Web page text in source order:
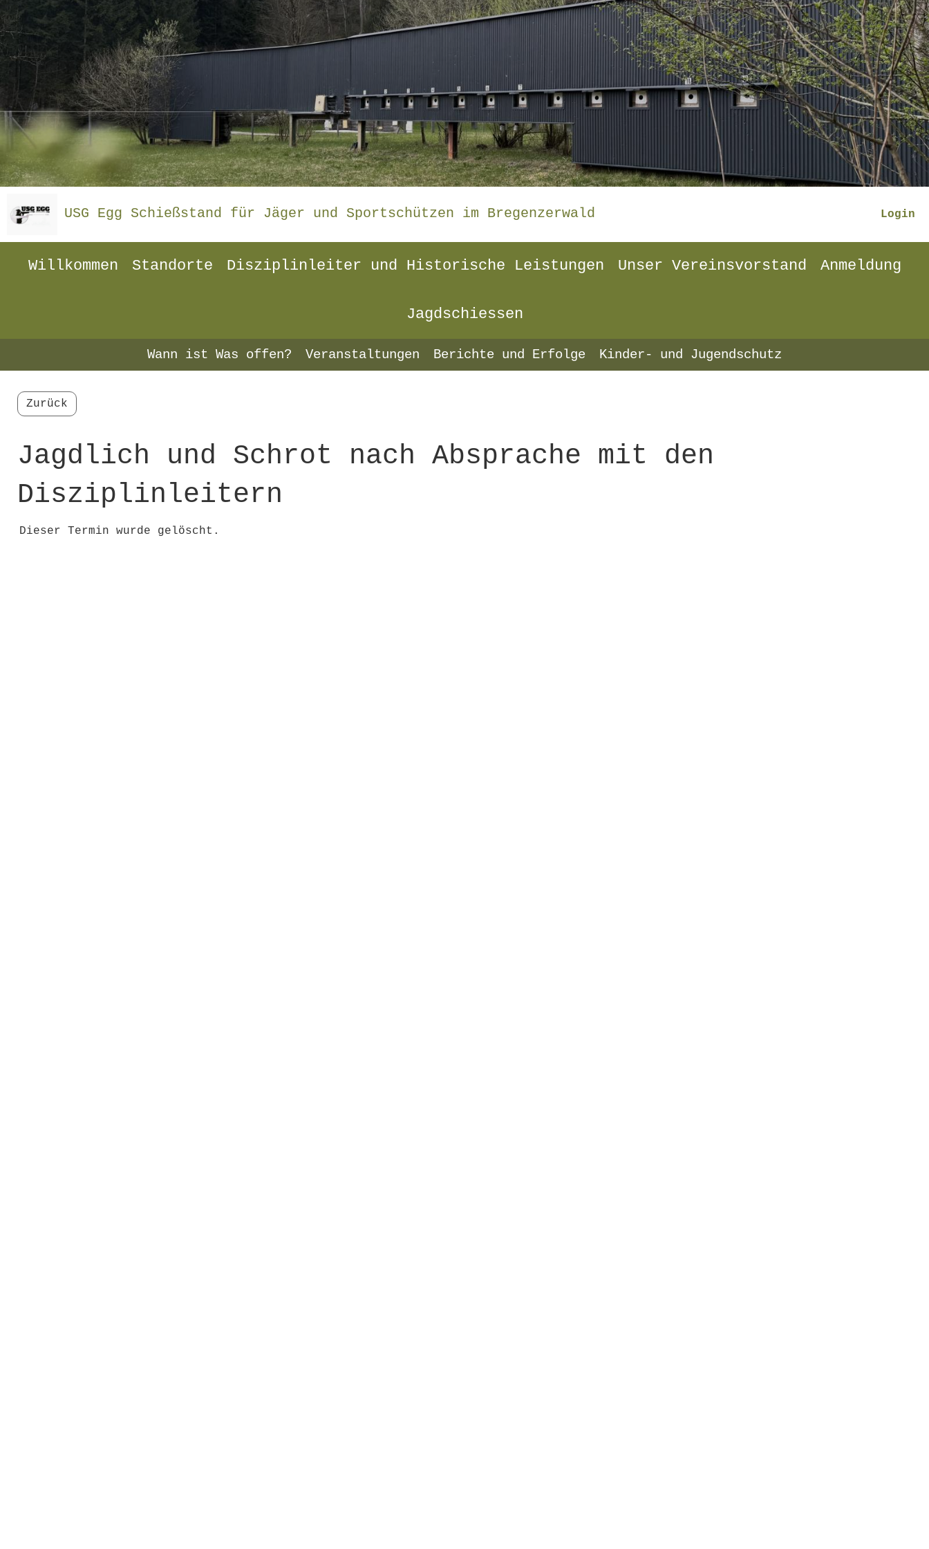
USG Egg Schießstand für Jäger und Sportschützen im Bregenzerwald Login
Willkommen Standorte Disziplinleiter und Historische Leistungen Unser Vereinsvorstand Anmeldung
Jagdschiessen
Wann ist Was offen? Veranstaltungen Berichte und Erfolge Kinder- und Jugendschutz
Zurück
Jagdlich und Schrot nach Absprache mit den
Disziplinleitern
Dieser Termin wurde gelöscht.